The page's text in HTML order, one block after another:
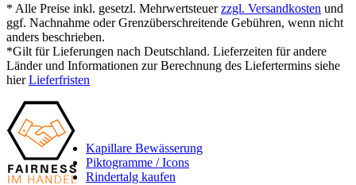
* Alle Preise inkl. gesetzl. Mehrwertsteuerzzgl. Versandkosten und
ggf. Nachnahme oder Grenzüberschreitende Gebühren, wenn nicht
anders beschrieben.
*Gilt für Lieferungen nach Deutschland. Lieferzeiten für andere
Länder und Informationen zur Berechnung des Liefertermins siehe
hierLieferfristen
Kapillare Bewässerung
Piktogramme / Icons
Rindertalg kaufen